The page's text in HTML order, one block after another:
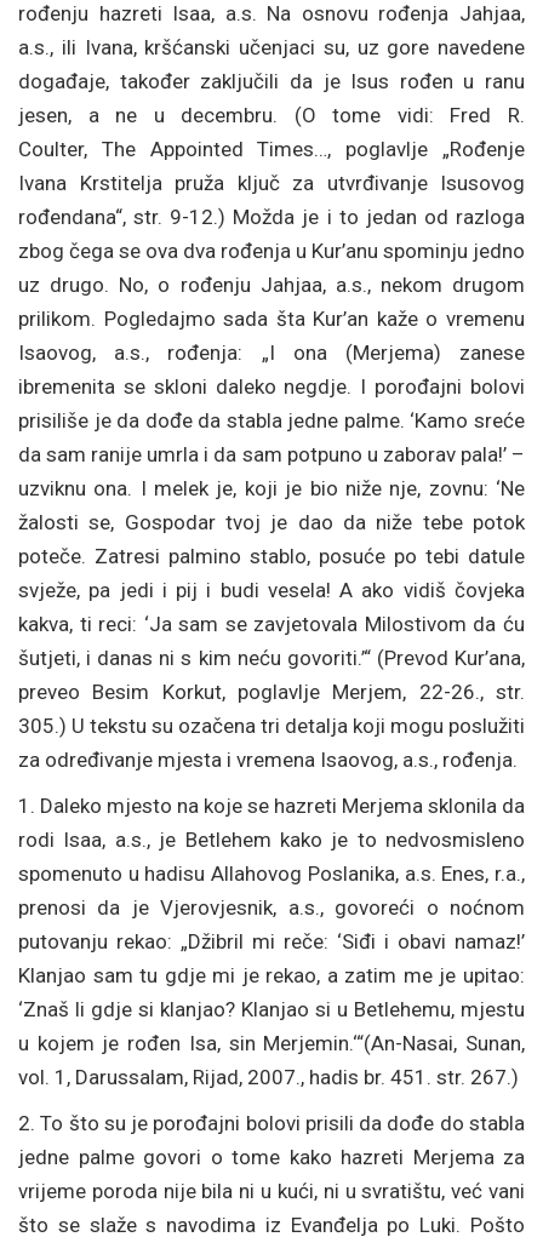
rođenju hazreti Isaa, a.s. Na osnovu rođenja Jahjaa,
a.s., ili Ivana, kršćanski učenjaci su, uz gore navedene
događaje, također zaključili da je Isus rođen u ranu
jesen, a ne u decembru. (O tome vidi: Fred R.
Coulter, The Appointed Times…, poglavlje „Rođenje
Ivana Krstitelja pruža ključ za utvrđivanje Isusovog
rođendana“, str. 9-12.) Možda je i to jedan od razloga
zbog čega se ova dva rođenja u Kur’anu spominju jedno
uz drugo. No, o rođenju Jahjaa, a.s., nekom drugom
prilikom. Pogledajmo sada šta Kur’an kaže o vremenu
Isaovog, a.s., rođenja: „I ona (Merjema) zanese
ibremenita se skloni daleko negdje. I porođajni bolovi
prisiliše je da dođe da stabla jedne palme. ‘Kamo sreće
da sam ranije umrla i da sam potpuno u zaborav pala!’ –
uzviknu ona. I melek je, koji je bio niže nje, zovnu: ‘Ne
žalosti se, Gospodar tvoj je dao da niže tebe potok
poteče. Zatresi palmino stablo, posuće po tebi datule
svježe, pa jedi i pij i budi vesela! A ako vidiš čovjeka
kakva, ti reci: ‘Ja sam se zavjetovala Milostivom da ću
šutjeti, i danas ni s kim neću govoriti.’“ (Prevod Kur’ana,
preveo Besim Korkut, poglavlje Merjem, 22-26., str.
305.) U tekstu su ozačena tri detalja koji mogu poslužiti
za određivanje mjesta i vremena Isaovog, a.s., rođenja.
1. Daleko mjesto na koje se hazreti Merjema sklonila da
rodi Isaa, a.s., je Betlehem kako je to nedvosmisleno
spomenuto u hadisu Allahovog Poslanika, a.s. Enes, r.a.,
prenosi da je Vjerovjesnik, a.s., govoreći o noćnom
putovanju rekao: „Džibril mi reče: ‘Siđi i obavi namaz!’
Klanjao sam tu gdje mi je rekao, a zatim me je upitao:
‘Znaš li gdje si klanjao? Klanjao si u Betlehemu, mjestu
u kojem je rođen Isa, sin Merjemin.‘“(An-Nasai, Sunan,
vol. 1, Darussalam, Rijad, 2007., hadis br. 451. str. 267.)
2. To što su je porođajni bolovi prisili da dođe do stabla
jedne palme govori o tome kako hazreti Merjema za
vrijeme poroda nije bila ni u kući, ni u svratištu, već vani
što se slaže s navodima iz Evanđelja po Luki. Pošto